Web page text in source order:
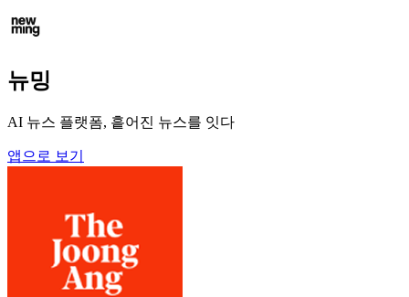
뉴밍
AI 뉴스 플랫폼, 흩어진 뉴스를 잇다
앱으로 보기